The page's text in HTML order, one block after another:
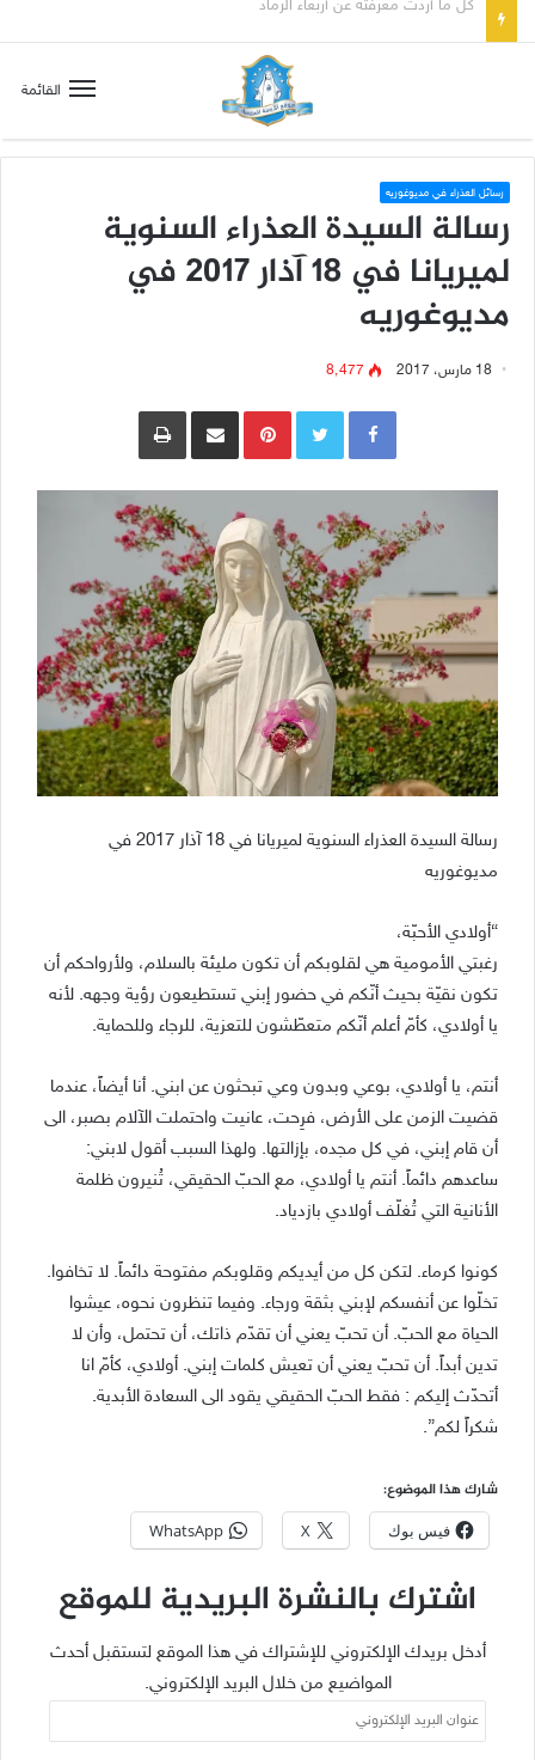
القائمة
رسائل العذراء في مديوغوريه
رسالة السيدة العذراء السنوية
لميريانا في 18 آذار 2017 في
مديوغوريه
18 مارس، 2017 8٬477
Pinterestمشاركة عبر البريد طباعة
رسالة السيدة العذراء السنوية لميريانا في 18 آذار 2017 في
مديوغوريه
“أولادي الأحبّة،
رغبتي الأمومية هي لقلوبكم أن تكون مليئة بالسلام، ولأرواحكم أن
تكون نقيّة بحيث أنّكم في حضور إبني تستطيعون رؤية وجهه. لأنه
يا أولادي، كأمّ أعلم أنّكم متعطّشون للتعزية، للرجاء وللحماية.
أنتم، يا أولادي، بوعي وبدون وعي تبحثون عن ابني. أنا أيضاً، عندما
قضيت الزمن على الأرض، فرِحت، عانيت واحتملت الآلام بصبر، الى
أن قام إبني، في كل مجده، بإزالتها. ولهذا السبب أقول لابني:
ساعدهم دائماً. أنتم يا أولادي، مع الحبّ الحقيقي، تُنيرون ظلمة
الأنانية التي تُغلّف أولادي بازدياد.
كونوا كرماء. لتكن كل من أيديكم وقلوبكم مفتوحة دائماً. لا تخافوا.
تخلّوا عن أنفسكم لإبني بثقة ورجاء. وفيما تنظرون نحوه، عيشوا
الحياة مع الحبّ. أن تحبّ يعني أن تقدّم ذاتك، أن تحتمل، وأن لا
تدين أبداً. أن تحبّ يعني أن تعيش كلمات إبني. أولادي، كأمّ انا
أتحدّث إليكم : فقط الحبّ الحقيقي يقود الى السعادة الأبدية.
شكراً لكم”.
شارك هذا الموضوع:
فيس بوك X
WhatsApp
اشترك بالنشرة البريدية للموقع
أدخل بريدك الإلكتروني للإشتراك في هذا الموقع لتستقبل أحدث
المواضيع من خلال البريد الإلكتروني.
عنوان
البريد